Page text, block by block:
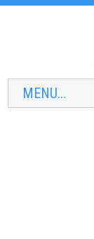
MENU...